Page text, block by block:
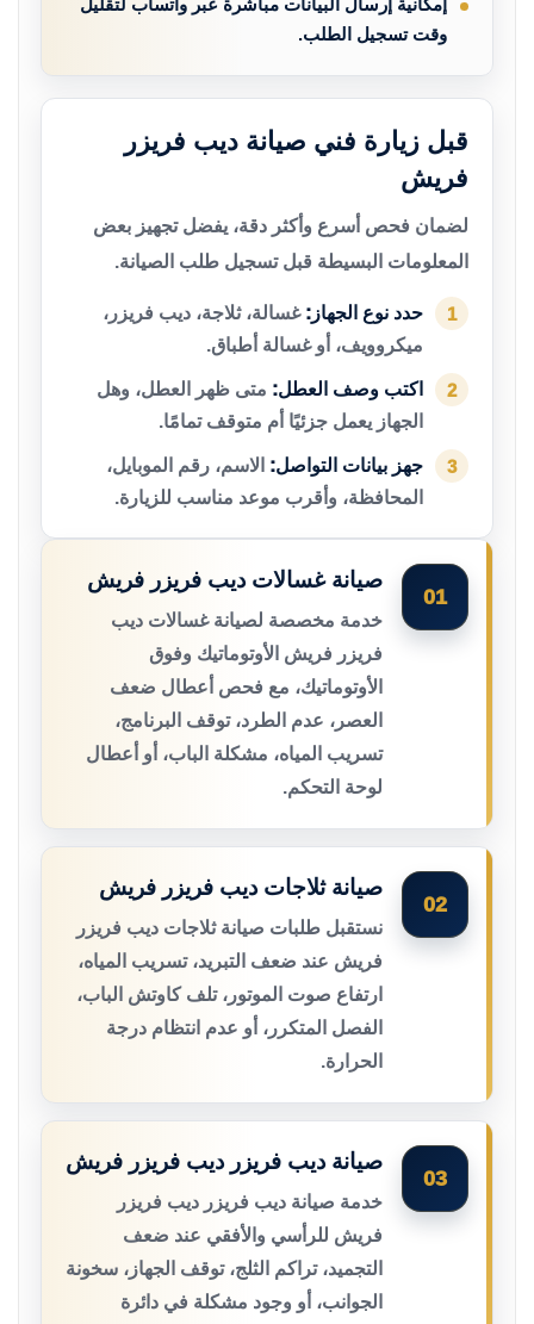
إمكانية إرسال البيانات مباشرة عبر واتساب لتقليل
وقت تسجيل الطلب.
قبل زيارة فني صيانة ديب فريزر
فريش
لضمان فحص أسرع وأكثر دقة، يفضل تجهيز بعض
المعلومات البسيطة قبل تسجيل طلب الصيانة.
1 حدد نوع الجهاز: غسالة، ثلاجة، ديب فريزر،
ميكروويف، أو غسالة أطباق.
2 اكتب وصف العطل: متى ظهر العطل، وهل
الجهاز يعمل جزئيًا أم متوقف تمامًا.
3 جهز بيانات التواصل: الاسم، رقم الموبايل،
المحافظة، وأقرب موعد مناسب للزيارة.
01
صيانة غسالات ديب فريزر فريش
خدمة مخصصة لصيانة غسالات ديب
فريزر فريش الأوتوماتيك وفوق
الأوتوماتيك، مع فحص أعطال ضعف
العصر، عدم الطرد، توقف البرنامج،
تسريب المياه، مشكلة الباب، أو أعطال
لوحة التحكم.
02
صيانة ثلاجات ديب فريزر فريش
نستقبل طلبات صيانة ثلاجات ديب فريزر
فريش عند ضعف التبريد، تسريب المياه،
ارتفاع صوت الموتور، تلف كاوتش الباب،
الفصل المتكرر، أو عدم انتظام درجة
الحرارة.
03
صيانة ديب فريزر ديب فريزر فريش
خدمة صيانة ديب فريزر ديب فريزر
فريش للرأسي والأفقي عند ضعف
التجميد، تراكم الثلج، توقف الجهاز، سخونة
الجوانب، أو وجود مشكلة في دائرة